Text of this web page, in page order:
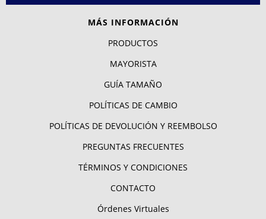
MÁS INFORMACIÓN
PRODUCTOS
MAYORISTA
GUÍA TAMAÑO
POLÍTICAS DE CAMBIO
POLÍTICAS DE DEVOLUCIÓN Y REEMBOLSO
PREGUNTAS FRECUENTES
TÉRMINOS Y CONDICIONES
CONTACTO
Órdenes Virtuales